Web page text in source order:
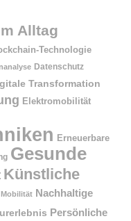
Alltag
Technologie
Datenschutz
Transformation
Elektromobilität
Erneuerbare
Gesunde
Künstliche
Mobilität Nachhaltige
Persönliche